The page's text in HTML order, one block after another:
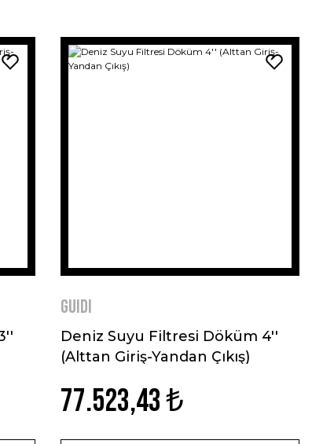
GUIDI
Deniz Suyu Filtresi Döküm 4''
(Alttan Giriş-Yandan Çıkış)
77.523,43 ₺